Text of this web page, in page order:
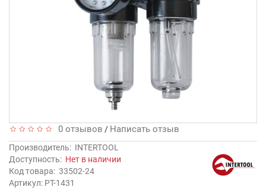
0 отзывов / Написать отзыв
Производитель: INTERTOOL
Доступность: Нет в наличии
Код товара: 33502-24
Артикул: PT-1431